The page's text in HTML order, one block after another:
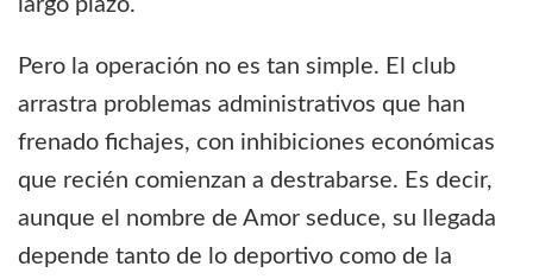
largo plazo.
Pero la operación no es tan simple. El club
arrastra problemas administrativos que han
frenado fichajes, con inhibiciones económicas
que recién comienzan a destrabarse. Es decir,
aunque el nombre de Amor seduce, su llegada
depende tanto de lo deportivo como de la